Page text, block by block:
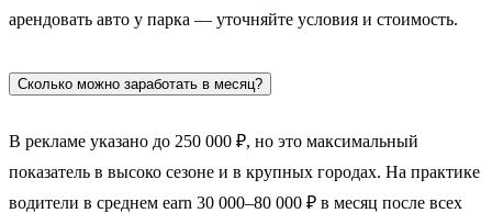
арендовать авто у парка — уточняйте условия и стоимость.
Сколько можно заработать в месяц?
В рекламе указано до 250 000 ₽, но это максимальный
показатель в высоко сезоне и в крупных городах. На практике
водители в среднем earn 30 000–80 000 ₽ в месяц после всех